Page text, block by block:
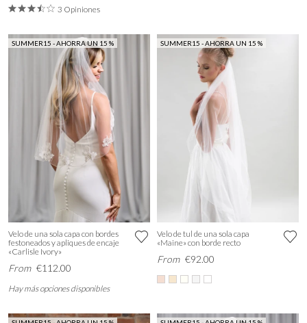
3 Opiniones
SUMMER15 - AHORRA UN 15 %
Velo de una sola capa con bordes
festoneados y apliques de encaje
«Carlisle Ivory»
From €112.00
Hay más opciones disponibles
SUMMER15 - AHORRA UN 15 %
Velo de tul de una sola capa
«Maine» con borde recto
From €92.00